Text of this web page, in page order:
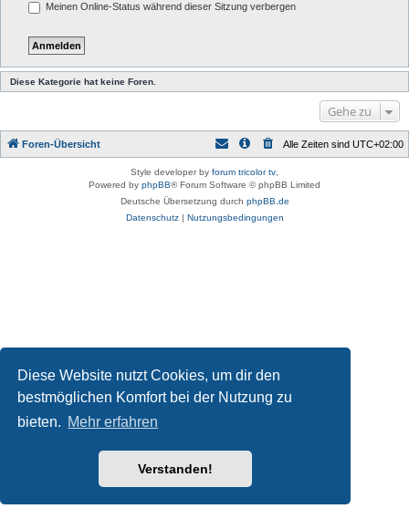
Diese Website nutzt Cookies, um dir den
bestmöglichen Komfort bei der Nutzung zu
bieten. Mehr erfahren
Verstanden!
Meinen Online-Status während dieser Sitzung verbergen
Diese Kategorie hat keine Foren.
Gehe zu
Foren-Übersicht Alle Zeiten sind UTC+02:00
Style developer by forum tricolor tv
Powered by phpBB® Forum Software © phpBB Limited
Deutsche Übersetzung durch phpBB.de
Datenschutz| Nutzungsbedingungen